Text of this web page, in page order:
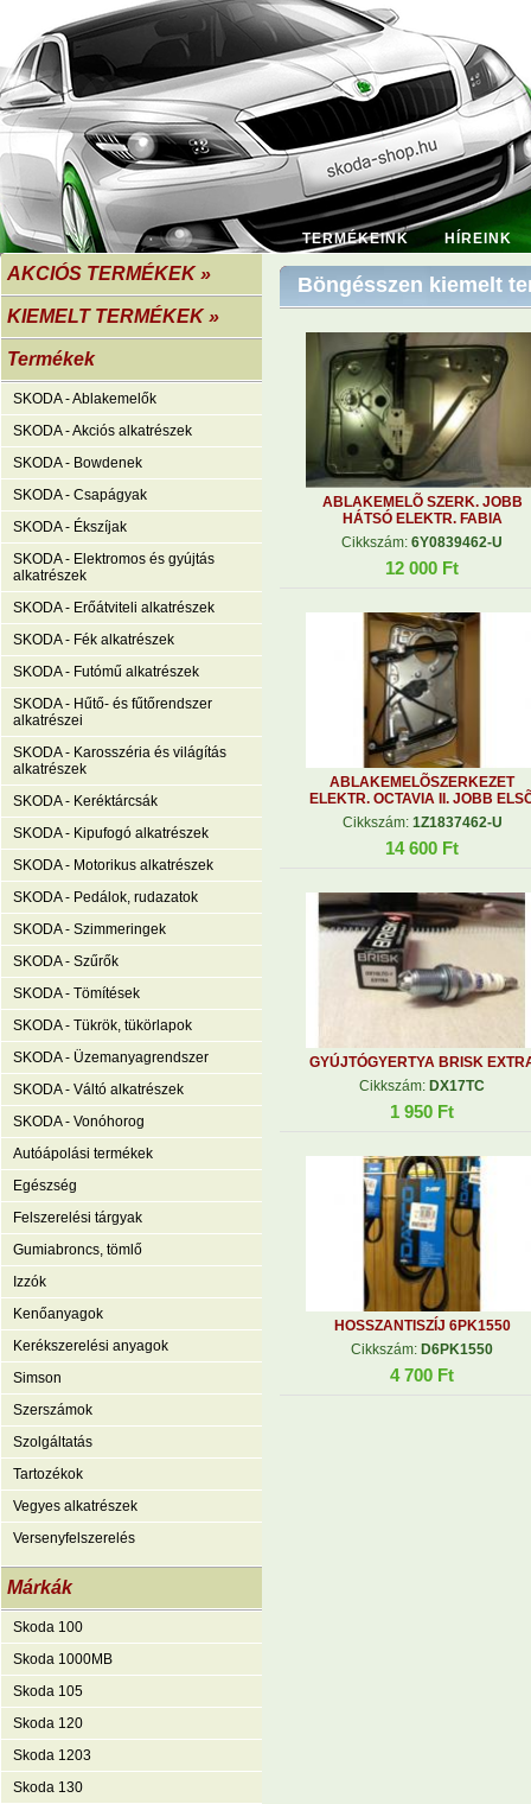
TERMÉKEINK HÍREINK
AKCIÓS TERMÉKEK »
KIEMELT TERMÉKEK »
Termékek
SKODA - Ablakemelők
SKODA - Akciós alkatrészek
SKODA - Bowdenek
SKODA - Csapágyak
SKODA - Ékszíjak
SKODA - Elektromos és gyújtás
alkatrészek
SKODA - Erőátviteli alkatrészek
SKODA - Fék alkatrészek
SKODA - Futómű alkatrészek
SKODA - Hűtő- és fűtőrendszer
alkatrészei
SKODA - Karosszéria és világítás
alkatrészek
SKODA - Keréktárcsák
SKODA - Kipufogó alkatrészek
SKODA - Motorikus alkatrészek
SKODA - Pedálok, rudazatok
SKODA - Szimmeringek
SKODA - Szűrők
SKODA - Tömítések
SKODA - Tükrök, tükörlapok
SKODA - Üzemanyagrendszer
SKODA - Váltó alkatrészek
SKODA - Vonóhorog
Autóápolási termékek
Egészség
Felszerelési tárgyak
Gumiabroncs, tömlő
Izzók
Kenőanyagok
Kerékszerelési anyagok
Simson
Szerszámok
Szolgáltatás
Tartozékok
Vegyes alkatrészek
Versenyfelszerelés
Márkák
Skoda 100
Skoda 1000MB
Skoda 105
Skoda 120
Skoda 1203
Skoda 130
Böngésszen kiemelt
ABLAKEMELÕ SZERK. JOBB
HÁTSÓ ELEKTR. FABIA
Cikkszám:6Y0839462-U
12 000 Ft
ABLAKEMELÕSZERKEZET
ELEKTR. OCTAVIA II. JOBB
Cikkszám: 1Z1837462-U
14 600 Ft
GYÚJTÓGYERTYA BRISK
Cikkszám: DX17TC
1 950 Ft
HOSSZANTISZÍJ 6PK1550
Cikkszám: D6PK1550
4 700 Ft